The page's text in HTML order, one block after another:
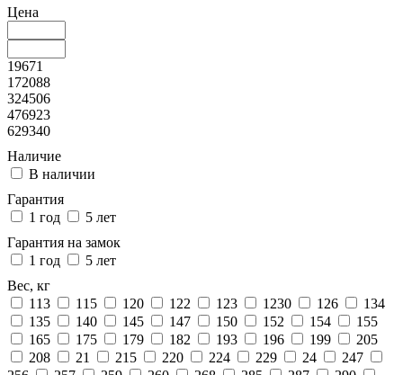
Цена
19671
172088
324506
476923
629340
Наличие
В наличии
Гарантия
1 год
5 лет
Гарантия на замок
1 год
5 лет
Вес, кг
113
115 120 122 123 1230 126
134
135
140 145 147 150 152 154
155
165
175 179 182 193 196 199
205
208
21 215 220 224 229 24
247